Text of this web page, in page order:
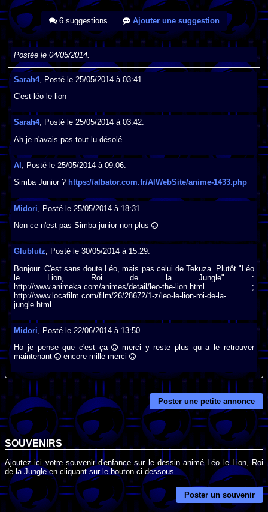
6 suggestions Ajouter une suggestion
Postée le 04/05/2014.
Sarah4, Posté le 25/05/2014 à 03:41.
C'est léo le lion
Sarah4, Posté le 25/05/2014 à 03:42.
Ah je n'avais pas tout lu désolé.
Al
, Posté le 25/05/2014 à 09:06.
Simba Junior ? https://albator.com.fr/AlWebSite/anime-1433.php
Midori , Posté le 25/05/2014 à 18:31.
Non ce n'est pas Simba junior non plus
Glublutz, Posté le 30/05/2014 à 15:29.
Bonjour. C'est sans doute Léo, mais pas celui de Tekuza. Plutôt "Léo
le Lion, Roi de la Jungle" :
http://www.animeka.com/animes/detail/leo-the-lion.html ;
http://www.locafilm.com/film/26/28672/1-z/leo-le-lion-roi-de-la-
jungle.html
Midori , Posté le 22/06/2014 à 13:50.
Ho je pense que c'est ça
merci y reste plus qu a le retrouver
maintenant
encore mille merci
Poster une petite annonce
SOUVENIRS
Ajoutez ici votre souvenir d'enfance sur le dessin animé Léo le Lion, Roi
de la Jungle en cliquant sur le bouton ci-dessous.
Poster un souvenir